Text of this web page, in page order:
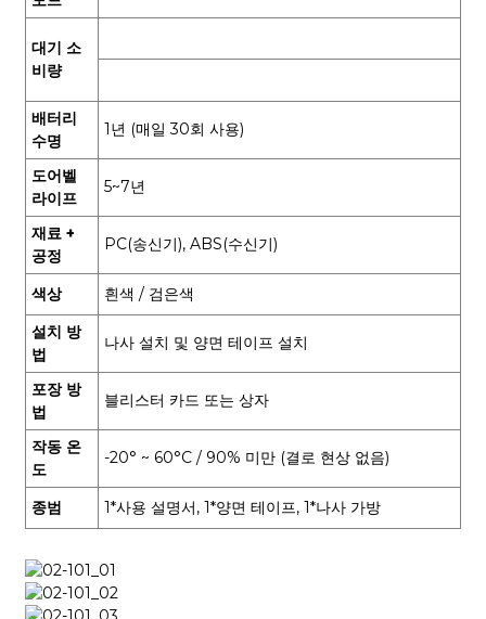
대기 소
비량
배터리
수명
1년 (매일 30회 사용)
도어벨
라이프
5~7년
재료 +
공정
PC(송신기), ABS(수신기)
색상
흰색 / 검은색
설치 방
법
나사 설치 및 양면 테이프 설치
포장 방
법
블리스터 카드 또는 상자
작동 온
도
-20° ~ 60°C / 90% 미만 (결로 현상 없음)
종범 1*사용 설명서, 1*양면 테이프, 1*나사 가방